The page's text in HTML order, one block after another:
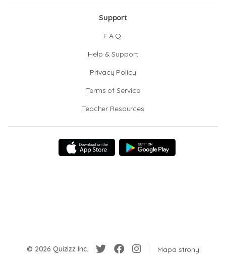
Support
F.A.Q.
Help & Support
Privacy Policy
Terms of Service
Teacher Resources
© 2026 Quizizz Inc. Mapa strony